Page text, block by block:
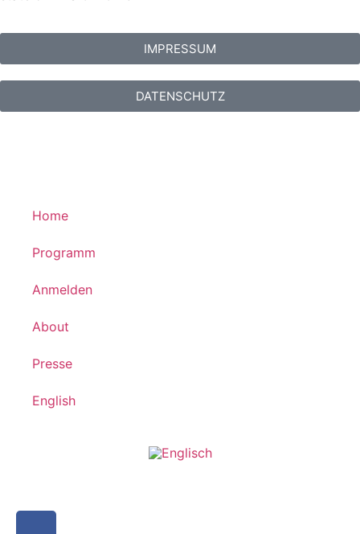
IMPRESSUM
DATENSCHUTZ
Home
Programm
Anmelden
About
Presse
English